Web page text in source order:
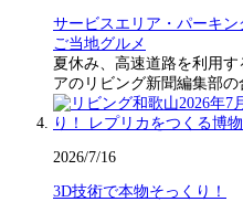
サービスエリア・パーキ
ご当地グルメ
夏休み、高速道路を利用
アのリビング新聞編集部
2026/7/16
3D技術で本物そっくり！